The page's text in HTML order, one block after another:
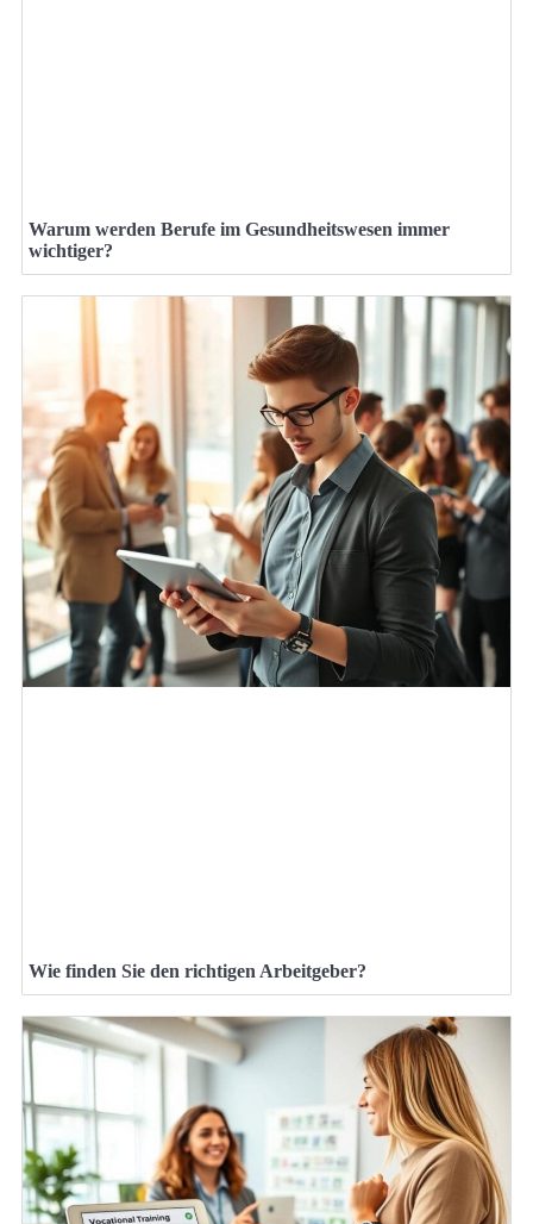
Warum werden Berufe im Gesundheitswesen immer
wichtiger?
Wie finden Sie den richtigen Arbeitgeber?